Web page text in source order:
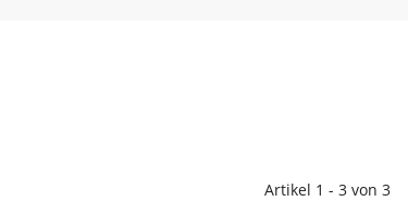
Artikel 1 - 3 von 3